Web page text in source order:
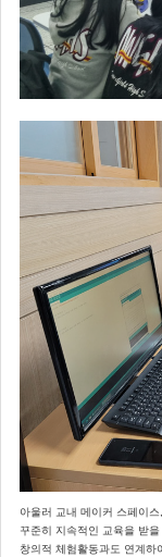
아울러 교내 메이커 스페이
꾸준히 지속적인 교육을 받
창의적 체험활동과도 연계